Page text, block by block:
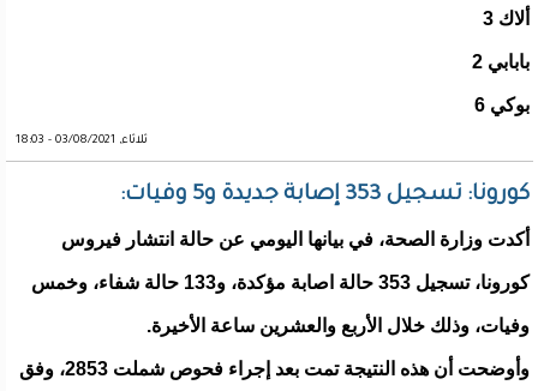
ألاك 3
بابابي 2
بوكي 6
ثلاثاء, 03/08/2021 - 18:03
كورونا: تسجيل 353 إصابة جديدة و5 وفيات:
أكدت وزارة الصحة، في بيانها اليومي عن حالة انتشار فيروس
كورونا، تسجيل 353 حالة اصابة مؤكدة، و133 حالة شفاء، وخمس
وفيات، وذلك خلال الأربع والعشرين ساعة الأخيرة.
وأوضحت أن هذه النتيجة تمت بعد إجراء فحوص شملت 2853، وفق